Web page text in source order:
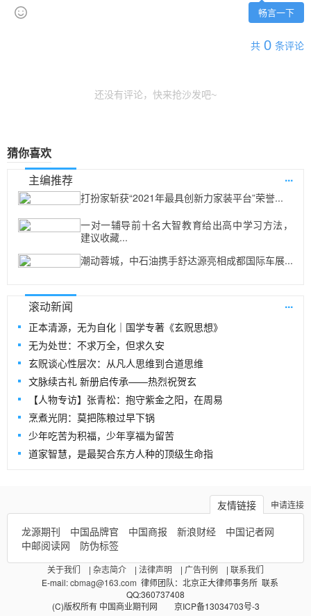
畅言一下
共 0 条评论
还没有评论，快来抢沙发吧~
猜你喜欢
主编推荐
...
打扮家斩获“2021年最具创新力家装平台”荣誉...
一对一辅导前十名大智教育给出高中学习方法，
建议收藏...
潮动蓉城，中石油携手舒达源亮相成都国际车展...
滚动新闻 ...
正本清源，无为自化｜国学专著《玄贶思想》
无为处世：不求万全，但求久安
玄贶谈心性层次：从凡人思维到合道思维
文脉续古礼 新册启传承——热烈祝贺玄
【人物专访】张青松：抱守紫金之阳，在周易
烹煮光阴：莫把陈粮过早下锅
少年吃苦为积福，少年享福为留苦
道家智慧，是最契合东方人种的顶级生命指
申请连接
友情链接
龙源期刊
中国品牌官 中国商报 新浪财经
中国记者网
中邮阅读网
防伪标签
关于我们 | 杂志简介 | 法律声明 | 广告刊例 | 联系我们
E-mail:cbmag@163.com 律师团队：北京正大律师事务所 联系
QQ:360737408
(C)版权所有 中国商业期刊网 京ICP备13034703号-3